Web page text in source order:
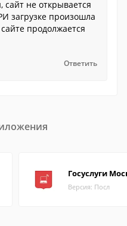
не открывается
загрузке произошла
продолжается
Ответить
Госуслуги
Версия: Посл